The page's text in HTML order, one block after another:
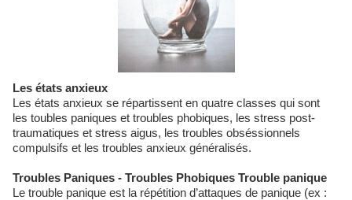
Les états anxieux
Les états anxieux se répartissent en quatre classes qui sont
les toubles paniques et troubles phobiques, les stress post-
traumatiques et stress aigus, les troubles obséssionnels
compulsifs et les troubles anxieux généralisés.
Troubles Paniques - Troubles Phobiques Trouble panique
Le trouble panique est la répétition d’attaques de panique (ex :